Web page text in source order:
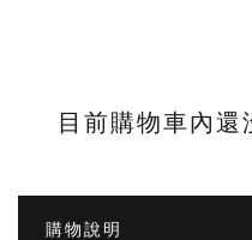
目前購物車內還
購物說明